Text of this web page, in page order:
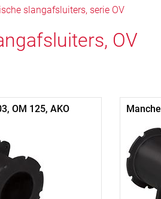
slangafsluiters, serie OV
OV
OM 125, AKO